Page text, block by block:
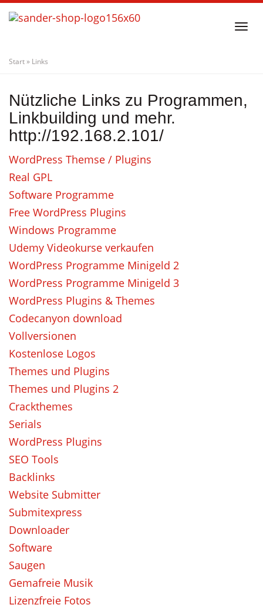
Skip
to
content
Start» Links
Nützliche Links zu Programmen,
Linkbuilding und mehr.
http://192.168.2.101/
WordPress Themse / Plugins
Real GPL
Software Programme
Free WordPress Plugins
Windows Programme
Udemy Videokurse verkaufen
WordPress Programme Minigeld 2
WordPress Programme Minigeld 3
WordPress Plugins & Themes
Codecanyon download
Vollversionen
Kostenlose Logos
Themes und Plugins
Themes und Plugins 2
Crackthemes
Serials
WordPress Plugins
SEO Tools
Backlinks
Website Submitter
Submitexpress
Downloader
Software
Saugen
Gemafreie Musik
Lizenzfreie Fotos